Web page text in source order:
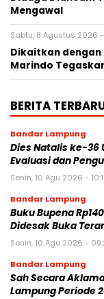
Mengawal
Sabtu, 8 Agustus 2026 -
Dikaitkan dengan
Marindo
BERITA
Bandar Lampung
Dies Natalis ke-36
Evaluasi dan
Senin, 10 Agu 2026 -
Bandar Lampung
Buku Bupena
Didesak Buka
Senin, 10 Agu 2026 -
Bandar Lampung
Sah Secara
Lampung Periode